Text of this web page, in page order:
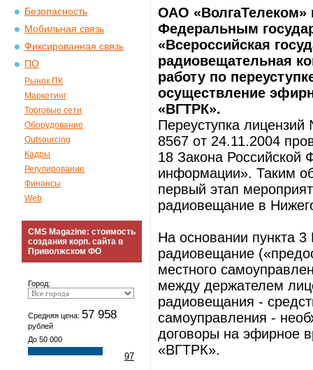
Безопасность
Мобильная связь
Фиксированная связь
ПО
Рынок ПК
Маркетинг
Торговые сети
Оборудование
Outsourcing
Кадры
Регулирование
Финансы
Web
CMS Magazine: стоимость
создания корп. сайта в
Приволжском ФО
Город:
Средняя цена: 57 958
рублей
До 50 000
97
ОАО «ВолгаТелеком»
Федеральным
«Всероссийская
радиовещательная
работу по
осуществление
«ВГТРК».
Переуступка
8567 от 24.11.2004
18 Закона Российской
информации». Таким
первый этап
радиовещание в
На основании пункта
радиовещание
местного
между держателем
радиовещания -
самоуправления -
договоры на эфирное
«ВГТРК».